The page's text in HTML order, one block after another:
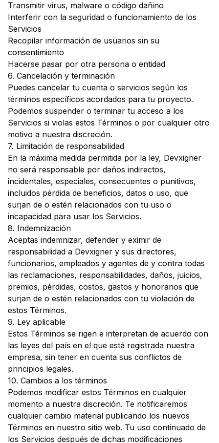
Transmitir virus, malware o código dañino
Interferir con la seguridad o funcionamiento de los
Servicios
Recopilar información de usuarios sin su
consentimiento
Hacerse pasar por otra persona o entidad
6. Cancelación y terminación
Puedes cancelar tu cuenta o servicios según los
términos específicos acordados para tu proyecto.
Podemos suspender o terminar tu acceso a los
Servicios si violas estos Términos o por cualquier otro
motivo a nuestra discreción.
7. Limitación de responsabilidad
En la máxima medida permitida por la ley, Devxigner
no será responsable por daños indirectos,
incidentales, especiales, consecuentes o punitivos,
incluidos pérdida de beneficios, datos o uso, que
surjan de o estén relacionados con tu uso o
incapacidad para usar los Servicios.
8. Indemnización
Aceptas indemnizar, defender y eximir de
responsabilidad a Devxigner y sus directores,
funcionarios, empleados y agentes de y contra todas
las reclamaciones, responsabilidades, daños, juicios,
premios, pérdidas, costos, gastos y honorarios que
surjan de o estén relacionados con tu violación de
estos Términos.
9. Ley aplicable
Estos Términos se rigen e interpretan de acuerdo con
las leyes del país en el que está registrada nuestra
empresa, sin tener en cuenta sus conflictos de
principios legales.
10. Cambios a los términos
Podemos modificar estos Términos en cualquier
momento a nuestra discreción. Te notificaremos
cualquier cambio material publicando los nuevos
Términos en nuestro sitio web. Tu uso continuado de
los Servicios después de dichas modificaciones